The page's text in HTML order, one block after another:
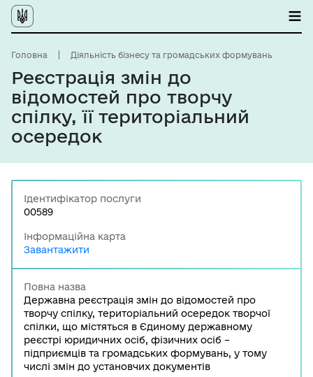
Головна Діяльність бізнесу та громадських формувань
Реєстрація змін до
відомостей про творчу
спілку, її територіальний
осередок
Ідентифікатор послуги
00589
Інформаційна карта
Завантажити
Повна назва
Державна реєстрація змін до відомостей про
творчу спілку, територіальний осередок творчої
спілки, що містяться в Єдиному державному
реєстрі юридичних осіб, фізичних осіб –
підприємців та громадських формувань, у тому
числі змін до установчих документів